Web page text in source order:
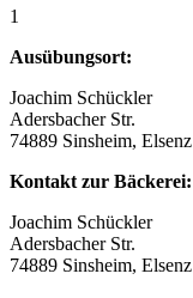
1
Ausübungsort:
Joachim Schückler
Adersbacher Str.
74889 Sinsheim, Elsenz
Kontakt zur Bäckerei:
Joachim Schückler
Adersbacher Str.
74889 Sinsheim, Elsenz